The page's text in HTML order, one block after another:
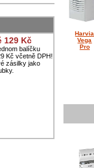
129 Kč
balíčku
Kč včetně DPH!
zásilky jako
Harvia
Vega
Pro